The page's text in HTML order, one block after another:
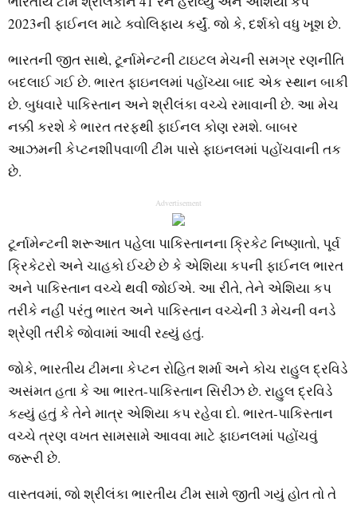
2023ની ફાઈનલ માટે ક્વોલિફાય કર્યું. જો કે, દર્શકો વધુ ખૂશ છે.
ભારતની જીત સાથે, ટૂર્નામેન્ટની ટાઇટલ મેચની સમગ્ર રણનીતિ
બદલાઈ ગઈ છે. ભારત ફાઇનલમાં પહોંચ્યા બાદ એક સ્થાન બાકી
છે. બુધવારે પાકિસ્તાન અને શ્રીલંકા વચ્ચે રમાવાની છે. આ મેચ
નક્કી કરશે કે ભારત તરફથી ફાઈનલ કોણ રમશે. બાબર
આઝમની કેપ્ટનશીપવાળી ટીમ પાસે ફાઇનલમાં પહોંચવાની તક
છે.
Advertisement
ટૂર્નામેન્ટની શરૂઆત પહેલા પાકિસ્તાનના ક્રિકેટ નિષ્ણાતો, પૂર્વ
ક્રિકેટરો અને ચાહકો ઈચ્છે છે કે એશિયા કપની ફાઈનલ ભારત
અને પાકિસ્તાન વચ્ચે થવી જોઈએ. આ રીતે, તેને એશિયા કપ
તરીકે નહીં પરંતુ ભારત અને પાકિસ્તાન વચ્ચેની 3 મેચની વનડે
શ્રેણી તરીકે જોવામાં આવી રહ્યું હતું.
જોકે, ભારતીય ટીમના કેપ્ટન રોહિત શર્મા અને કોચ રાહુલ દ્રવિડે
અસંમત હતા કે આ ભારત-પાકિસ્તાન સિરીઝ છે. રાહુલ દ્રવિડે
કહ્યું હતું કે તેને માત્ર એશિયા કપ રહેવા દો. ભારત-પાકિસ્તાન
વચ્ચે ત્રણ વખત સામસામે આવવા માટે ફાઇનલમાં પહોંચવું
જરૂરી છે.
વાસ્તવમાં, જો શ્રીલંકા ભારતીય ટીમ સામે જીતી ગયું હોત તો તે